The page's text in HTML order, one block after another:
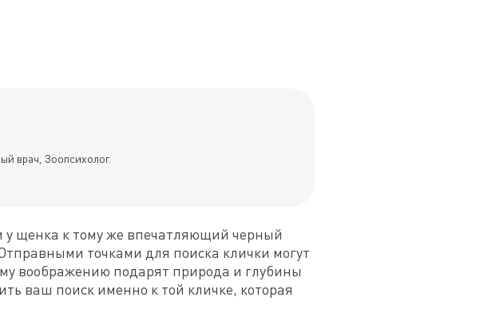
врач, Зоопсихолог.
щенка к тому же впечатляющий черный
точками для поиска клички могут
воображению подарят природа и глубины
ваш поиск именно к той кличке, которая